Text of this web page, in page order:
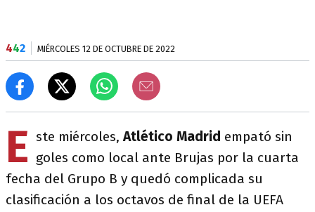
442 MIÉRCOLES 12 DE OCTUBRE DE 2022
E ste miércoles,Atlético Madrid empató sin
goles como local ante Brujas por la cuarta
fecha del Grupo B y quedó complicada su
clasificación a los octavos de final de la UEFA